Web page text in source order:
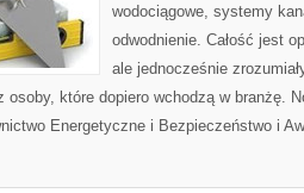
wodociągowe, systemy
odwodnienie. Całość jest
ale jednocześnie
osoby, które dopiero wchodzą w branżę.
Energetyczne i Bezpieczeństwo i